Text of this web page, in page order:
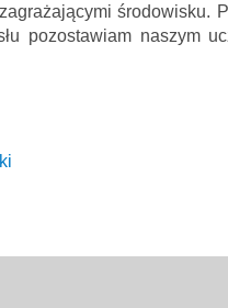
środowisku.
pozostawiam naszym